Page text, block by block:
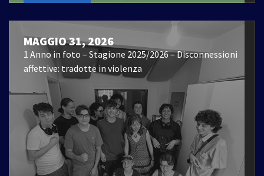
MAGGIO 31, 2026
1 Anno in foto – Stagione 2025/2026 – Disconnessioni
affettive: tradotte in violenza